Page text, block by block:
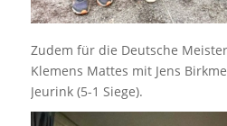
Zudem für die Deutsche
Klemens Mattes mit Jens
Jeurink (5-1 Siege).